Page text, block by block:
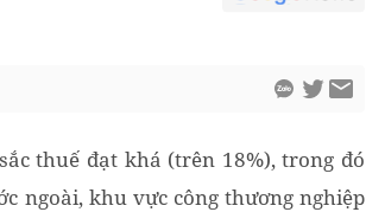
thuế đạt khá (trên 18%), trong đó
ngoài, khu vực công thương nghiệp